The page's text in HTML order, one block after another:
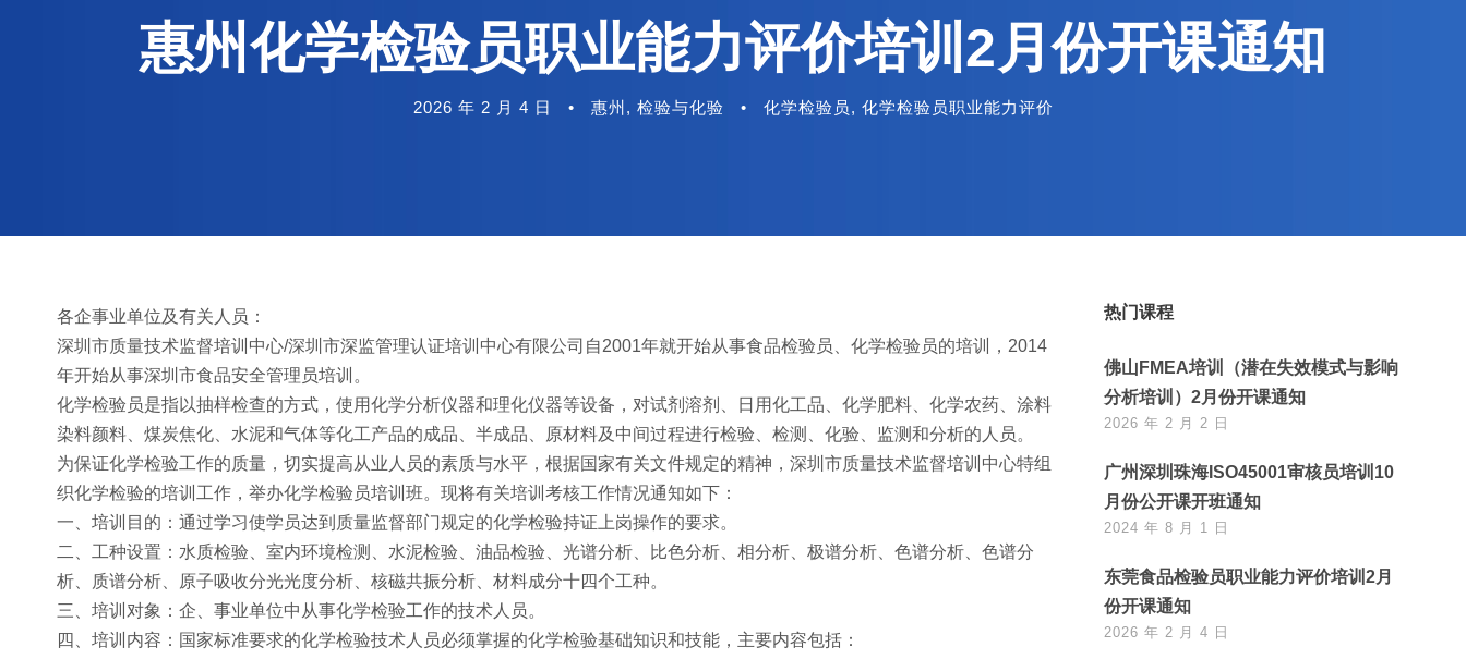
惠州化学检验员职业能力评价培训2月份开课通知
2026 年 2 月 4 日 • 惠州 , 检验与化验 • 化学检验员, 化学检验员职业能力评价
各企事业单位及有关人员：
深圳市质量技术监督培训中心/深圳市深监管理认证培训中心有限公司自2001年就开始从事食品检验员、化学检验员的培训，2014
年开始从事深圳市食品安全管理员培训。
化学检验员是指以抽样检查的方式，使用化学分析仪器和理化仪器等设备，对试剂溶剂、日用化工品、化学肥料、化学农药、涂料
染料颜料、煤炭焦化、水泥和气体等化工产品的成品、半成品、原材料及中间过程进行检验、检测、化验、监测和分析的人员。
为保证化学检验工作的质量，切实提高从业人员的素质与水平，根据国家有关文件规定的精神，深圳市质量技术监督培训中心特组
织化学检验的培训工作，举办化学检验员培训班。现将有关培训考核工作情况通知如下：
一、培训目的：通过学习使学员达到质量监督部门规定的化学检验持证上岗操作的要求。
二、工种设置：水质检验、室内环境检测、水泥检验、油品检验、光谱分析、比色分析、相分析、极谱分析、色谱分析、色谱分
析、质谱分析、原子吸收分光光度分析、核磁共振分析、材料成分十四个工种。
三、培训对象：企、事业单位中从事化学检验工作的技术人员。
四、培训内容：国家标准要求的化学检验技术人员必须掌握的化学检验基础知识和技能，主要内容包括：
热门课程
佛山FMEA培训（潜在失效模式与影响
分析培训）2月份开课通知
2026 年 2 月 2 日
广州深圳珠海ISO45001审核员培训10
月份公开课开班通知
2024 年 8 月 1 日
东莞食品检验员职业能力评价培训2月
份开课通知
2026 年 2 月 4 日